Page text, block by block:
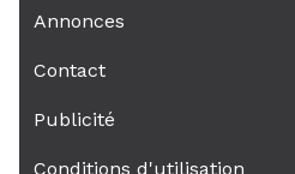
Annonces
Contact
Publicité
Conditions d'utilisation